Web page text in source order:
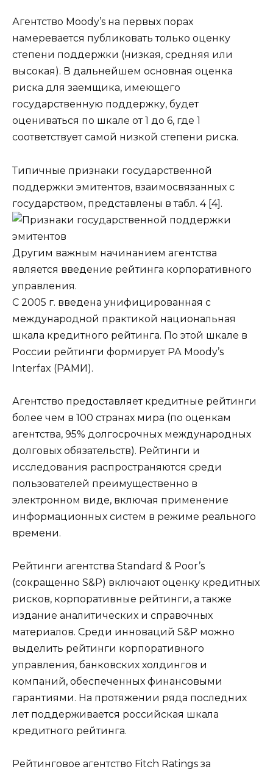
Агентство Moody’s на первых порах
намеревается публиковать только оценку
степени поддержки (низкая, средняя или
высокая). В дальнейшем основная оценка
риска для заемщика, имеющего
государственную поддержку, будет
оцениваться по шкале от 1 до 6, где 1
соответствует самой низкой степени риска.
Типичные признаки государственной
поддержки эмитентов, взаимосвязанных с
государством, представлены в табл. 4 [4].
Другим важным начинанием агентства
является введение рейтинга корпоративного
управления.
С 2005 г. введена унифицированная с
международной практикой национальная
шкала кредитного рейтинга. По этой шкале в
России рейтинги формирует РА Moody’s
Interfax (РАМИ).
Агентство предоставляет кредитные рейтинги
более чем в 100 странах мира (по оценкам
агентства, 95% долгосрочных международных
долговых обязательств). Рейтинги и
исследования распространяются среди
пользователей преимущественно в
электронном виде, включая применение
информационных систем в режиме реального
времени.
Рейтинги агентства Standard & Poor’s
(сокращенно S&P) включают оценку кредитных
рисков, корпоративные рейтинги, а также
издание аналитических и справочных
материалов. Среди инноваций S&P можно
выделить рейтинги корпоративного
управления, банковских холдингов и
компаний, обеспеченных финансовыми
гарантиями. На протяжении ряда последних
лет поддерживается российская шкала
кредитного рейтинга.
Рейтинговое агентство Fitch Ratings за